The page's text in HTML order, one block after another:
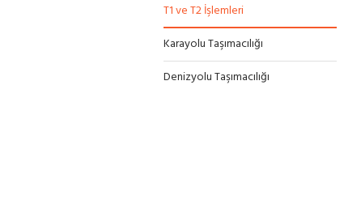
T1 ve T2 İşlemleri
Karayolu Taşımacılığı
Denizyolu Taşımacılığı